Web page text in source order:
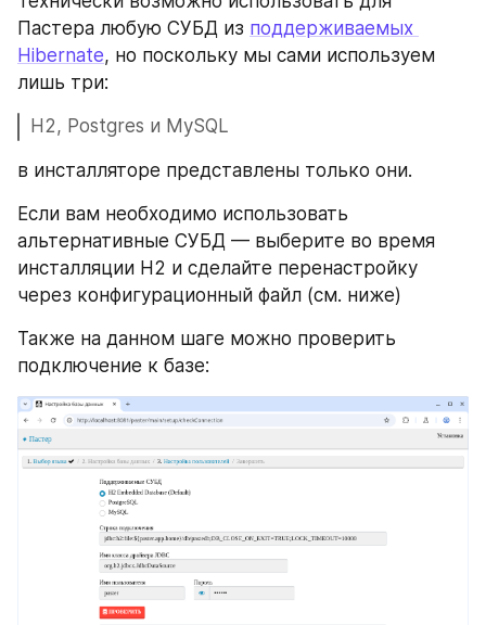
Пастера любую СУБД из поддерживаемых
Hibernate, но поскольку мы сами используем
лишь три:
H2, Postgres и MySQL
в инсталляторе представлены только они.
Если вам необходимо использовать
альтернативные СУБД — выберите во время
инсталляции H2 и сделайте перенастройку
через конфигурационный файл (см. ниже)
Также на данном шаге можно проверить
подключение к базе: